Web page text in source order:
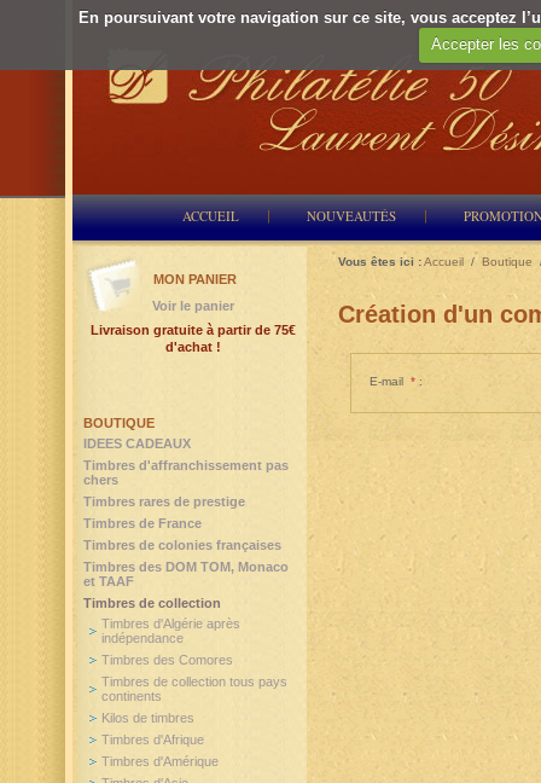
En poursuivant votre navigation sur ce site, vous acceptez
Accepter les
ACCUEIL NOUVEAUTÉS
Vous êtes ici :Accueil / Boutique
Création d'un
E-mail * :
BOUTIQUE
IDEES CADEAUX
Timbres d'affranchissement pas
chers
Timbres rares de prestige
Timbres de France
Timbres de colonies françaises
Timbres des DOM TOM, Monaco
et TAAF
Timbres de collection
Timbres d'Algérie après
indépendance
Timbres des Comores
Timbres de collection tous pays
continents
Kilos de timbres
Timbres d'Afrique
Timbres d'Amérique
MON PANIER
Voir le panier
Livraison gratuite à partir de 75€
d'achat !